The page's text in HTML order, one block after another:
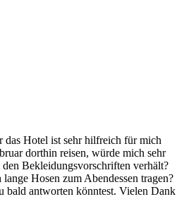
das Hotel ist sehr hilfreich für mich
dorthin reisen, würde mich sehr
Bekleidungsvorschriften verhält?
Hosen zum Abendessen tragen?
bald antworten könntest. Vielen Dank